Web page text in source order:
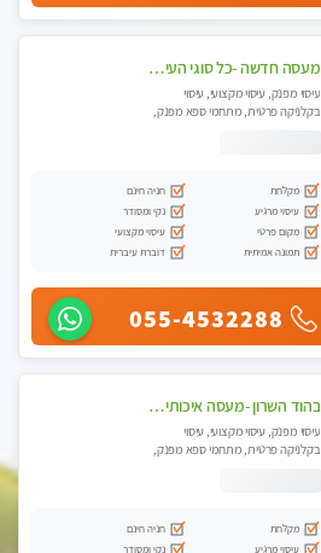
מעסה חדשה -כל סוגי העיסויים מעסה מקצועית ואיכותית פרטי!!!מומלץ לחלוטין!!
עיסוי מפנק, עיסוי מקצועי, עיסוי
בקלניקה פרטית, מתחמי ספא מפנק,
מקלחת
חניה חינם
עיסוי מרגיע
נקי ומסודר
מקום פרטי
עיסוי מקצועי
תמונה אמיתית
דוברת עיברית
055-4532288
בהוד השרון -מעסה איכותית למאסז מקצועי ומפנק לכל שרירי הגוף
עיסוי מפנק, עיסוי מקצועי, עיסוי
בקלניקה פרטית, מתחמי ספא מפנק,
מקלחת
חניה חינם
עיסוי מרגיע
נקי ומסודר